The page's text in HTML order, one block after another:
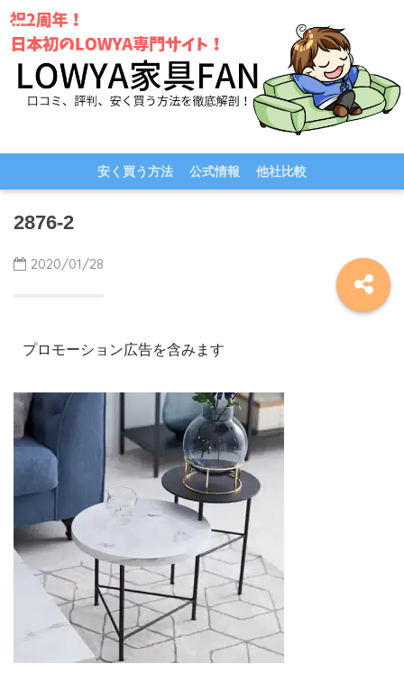
安く買う方法 公式情報 他社比較
2876-2
2020/01/28
プロモーション広告を含みます